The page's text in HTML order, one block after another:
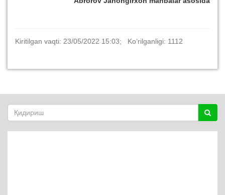
Kiritilgan vaqti: 23/05/2022 15:03; Ko‘rilganligi: 1112